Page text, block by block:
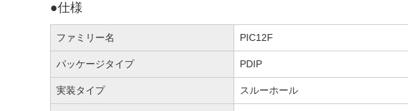
●仕様
ファミリー名 PIC12F
パッケージタイプ PDIP
実装タイプ スルーホール